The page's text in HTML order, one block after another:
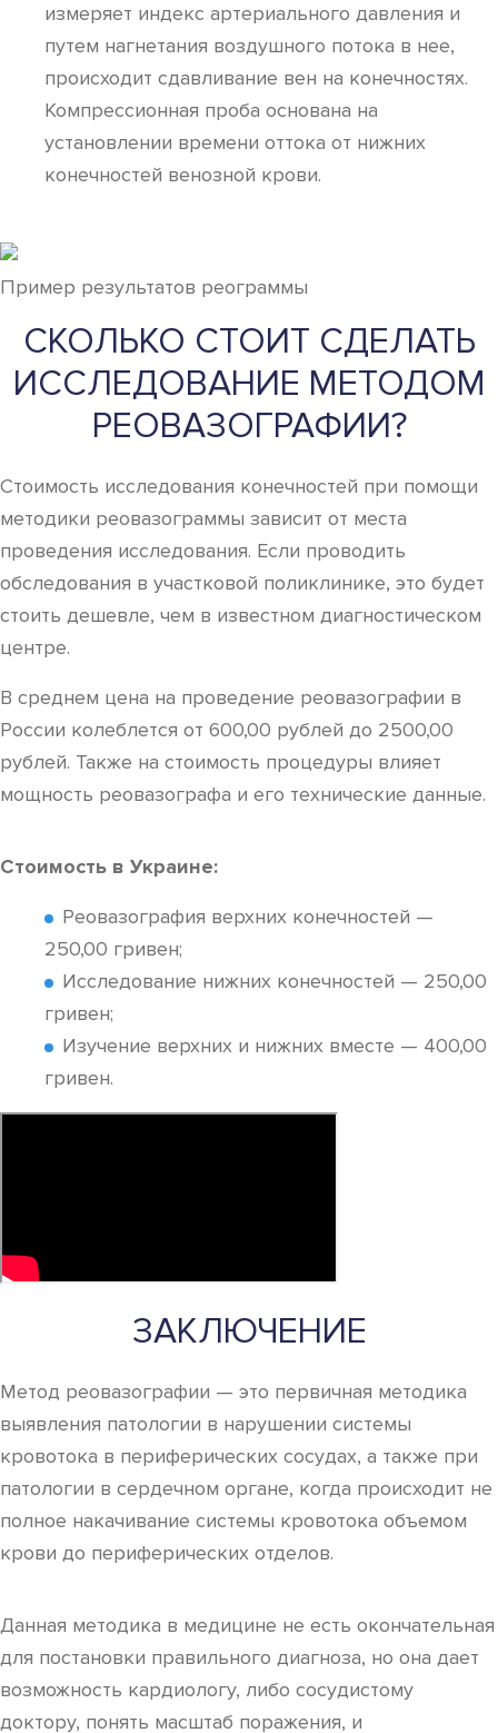
измеряет индекс артериального давления и
путем нагнетания воздушного потока в нее,
происходит сдавливание вен на конечностях.
Компрессионная проба основана на
установлении времени оттока от нижних
конечностей венозной крови.
Пример результатов реограммы
СКОЛЬКО СТОИТ СДЕЛАТЬ
ИССЛЕДОВАНИЕ МЕТОДОМ
РЕОВАЗОГРАФИИ?
Стоимость исследования конечностей при помощи
методики реовазограммы зависит от места
проведения исследования. Если проводить
обследования в участковой поликлинике, это будет
стоить дешевле, чем в известном диагностическом
центре.
В среднем цена на проведение реовазографии в
России колеблется от 600,00 рублей до 2500,00
рублей. Также на стоимость процедуры влияет
мощность реовазографа и его технические данные.
Стоимость в Украине:
Реовазография верхних конечностей —
250,00 гривен;
Исследование нижних конечностей — 250,00
гривен;
Изучение верхних и нижних вместе — 400,00
гривен.
ЗАКЛЮЧЕНИЕ
Метод реовазографии — это первичная методика
выявления патологии в нарушении системы
кровотока в периферических сосудах, а также при
патологии в сердечном органе, когда происходит не
полное накачивание системы кровотока объемом
крови до периферических отделов.
Данная методика в медицине не есть окончательная
для постановки правильного диагноза, но она дает
возможность кардиологу, либо сосудистому
доктору, понять масштаб поражения, и